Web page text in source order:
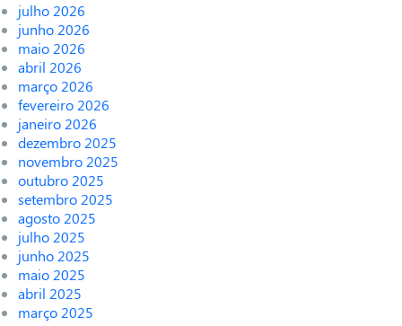
julho 2026
junho 2026
maio 2026
abril 2026
março 2026
fevereiro 2026
janeiro 2026
dezembro 2025
novembro 2025
outubro 2025
setembro 2025
agosto 2025
julho 2025
junho 2025
maio 2025
abril 2025
março 2025